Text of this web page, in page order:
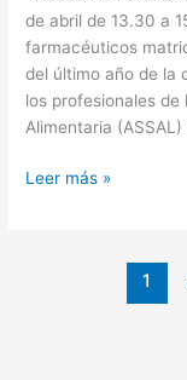
de abril de 13.30 a
farmacéuticos
del último año de la
los profesionales
Alimentaria
Leer más »
1